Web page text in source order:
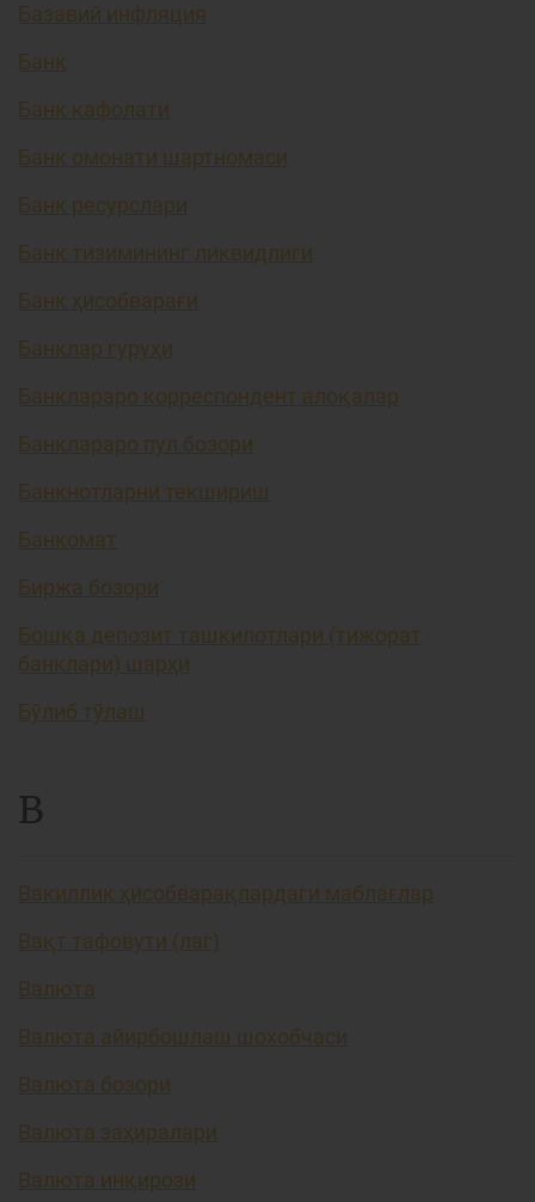
Базавий инфляция
Банк
Банк кафолати
Банк омонати шартномаси
Банк ресурслари
Банк тизимининг ликвидлиги
Банк ҳисобварағи
Банклар гуруҳи
Банклараро корреспондент алоқалар
Банклараро пул бозори
Банкнотларни текшириш
Банкомат
Биржа бозори
Бошқа депозит ташкилотлари (тижорат
банклари) шарҳи
Бўлиб тўлаш
В
Вакиллик ҳисобварақлардаги маблағлар
Вақт тафовути (лаг)
Валюта
Валюта айирбошлаш шохобчаси
Валюта бозори
Валюта заҳиралари
Валюта инқирози